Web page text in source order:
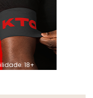
18+